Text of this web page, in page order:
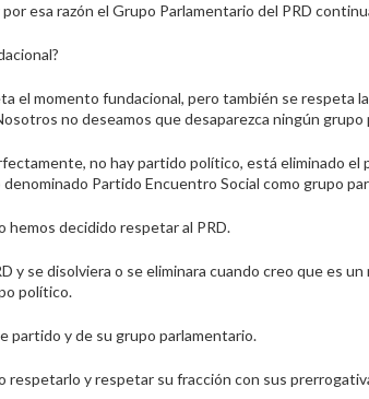
esa razón el Grupo Parlamentario del PRD
el momento fundacional, pero también se respeta
no deseamos que desaparezca ningún grupo
no hay partido político, está eliminado
Partido Encuentro Social como grupo
hemos decidido respetar al PRD.
y se disolviera o se eliminara cuando creo que es
político.
partido y de su grupo parlamentario.
respetarlo y respetar su fracción con sus